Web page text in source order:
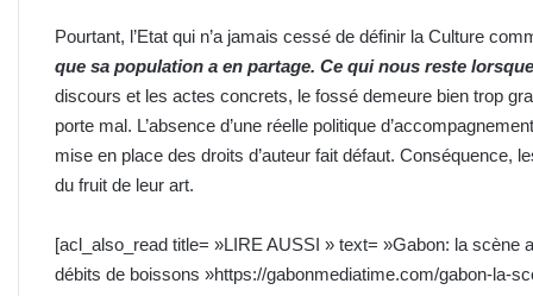
Pourtant, l’Etat qui n’a jamais cessé de définir la Culture
que sa population a en partage. Ce qui nous reste
discours et les actes concrets, le fossé demeure bien trop
porte mal. L’absence d’une réelle politique
mise en place des droits d’auteur fait défaut. Conséquence,
du fruit de leur art.
[acl_also_read title= »LIRE AUSSI » text= »Gabon: la scène
débits de boissons »https://gabonmediatime.com/gabon-la-